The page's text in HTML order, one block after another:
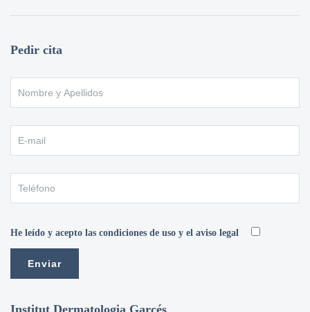
Pedir cita
He leído y acepto las condiciones de uso y el aviso legal
Institut Dermatologia Garcés